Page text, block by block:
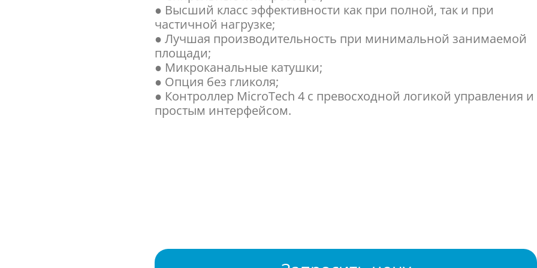
● Высший класс эффективности как при полной, так и при
частичной нагрузке;
● Лучшая производительность при минимальной занимаемой
площади;
● Микроканальные катушки;
● Опция без гликоля;
● Контроллер MicroTech 4 с превосходной логикой управления и
простым интерфейсом.